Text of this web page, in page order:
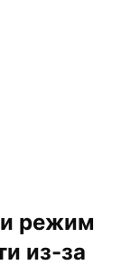
режим
из-за